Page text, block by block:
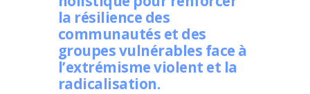
la résilience des
communautés et des
groupes vulnérables face à
l’extrémisme violent et la
radicalisation.